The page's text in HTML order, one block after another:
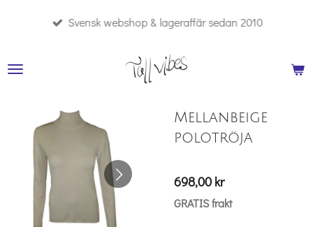
Svensk webshop & lageraffär sedan 2010
Mellanbeige
polotröja
698,00 kr
GRATIS frakt